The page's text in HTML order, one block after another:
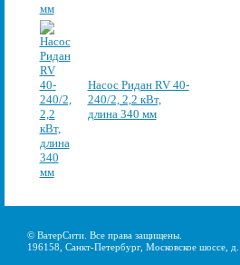
Насос Ридан RV 40-
240/2, 2,2 кВт,
длина 340 мм
© ВатерСити. Все права защищены.
196158, Санкт-Петербург, Московское шоссе,